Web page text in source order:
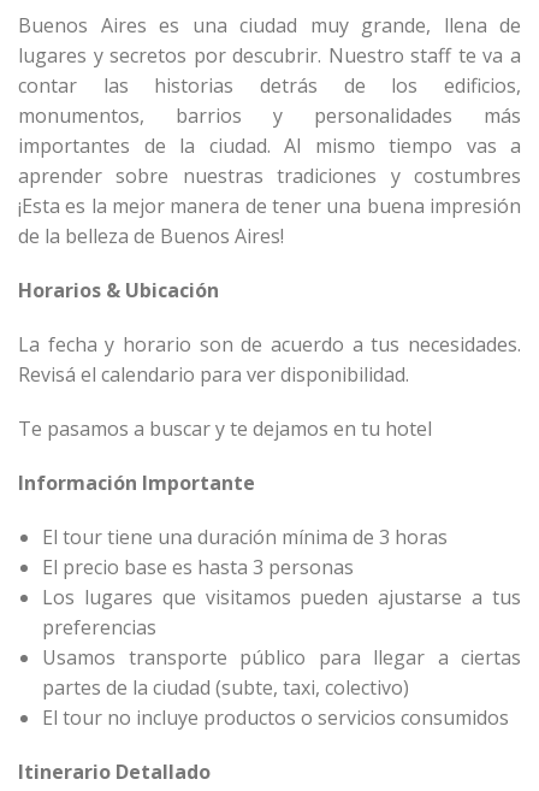
Buenos Aires es una ciudad muy grande, llena de
lugares y secretos por descubrir. Nuestro staff te va a
contar las historias detrás de los edificios,
monumentos, barrios y personalidades más
importantes de la ciudad. Al mismo tiempo vas a
aprender sobre nuestras tradiciones y costumbres
¡Esta es la mejor manera de tener una buena impresión
de la belleza de Buenos Aires!
Horarios & Ubicación
La fecha y horario son de acuerdo a tus necesidades.
Revisá el calendario para ver disponibilidad.
Te pasamos a buscar y te dejamos en tu hotel
Información Importante
El tour tiene una duración mínima de 3 horas
El precio base es hasta 3 personas
Los lugares que visitamos pueden ajustarse a tus
preferencias
Usamos transporte público para llegar a ciertas
partes de la ciudad (subte, taxi, colectivo)
El tour no incluye productos o servicios consumidos
Itinerario Detallado